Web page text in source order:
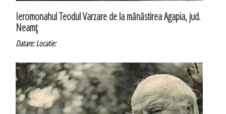
Ieromonahul Teodul Varzare de la mănăstirea Agapia, jud.
Neamţ
Datare:Locatie: